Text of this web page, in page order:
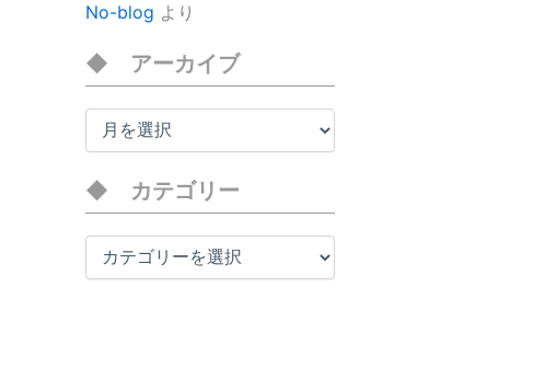
No-blog より
アーカイブ
ア
イ
ブ
カテゴリー
カ